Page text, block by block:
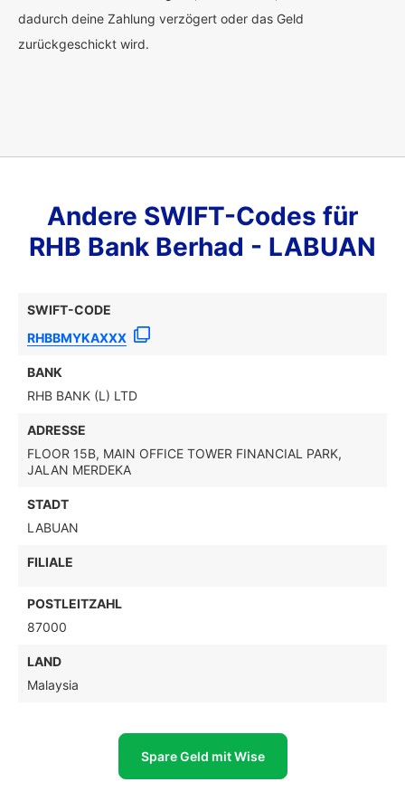
dadurch deine Zahlung verzögert oder das Geld
zurückgeschickt wird.
Andere SWIFT-Codes für
RHB Bank Berhad - LABUAN
SWIFT-CODE
RHBBMYKAXXX
BANK
RHB BANK (L) LTD
ADRESSE
FLOOR 15B, MAIN OFFICE TOWER FINANCIAL PARK,
JALAN MERDEKA
STADT
LABUAN
FILIALE
POSTLEITZAHL
87000
LAND
Malaysia
Spare Geld mit Wise